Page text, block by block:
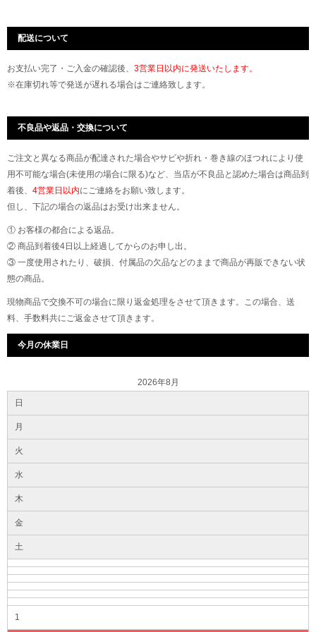
配送について
お支払い完了・ご入金の確認後、 3営業日以内に発送いたします。
※在庫切れ等で発送が遅れる場合はご連絡致します。
不良品や返品・交換について
ご注文と異なる商品が配達された場合やサビや折れ・巻き線のほつれにより使
用不可能な場合(未使用の場合に限る)など、当店が不良品と認めた場合は商品到
着後、 4営業日以内にご連絡をお願い致します。
但し、下記の場合の返品はお受け出来ません。
① お客様の都合による返品。
② 商品到着後4日以上経過してからのお申し出。
③ 一度使用されたり、破損、付属品の欠品などのままで商品が再販できない状
態の商品。
現物商品で交換不可の場合に限り返金処理をさせて頂きます。この場合、送
料、手数料共にご返金させて頂きます。
今月の休業日
2026年8月
日
月
火
水
木
金
土
1